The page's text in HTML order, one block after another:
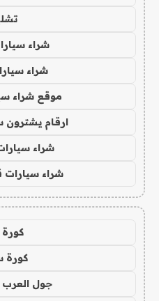
شراء
شراء
موقع شراء
ارقام يشترون
شراء
شراء سيارات
كورة 365
كورة
جول العرب goalarab